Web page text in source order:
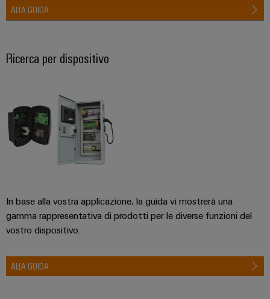
ALLA GUIDA
Ricerca per dispositivo
In base alla vostra applicazione, la guida vi mostrerà una
gamma rappresentativa di prodotti per le diverse funzioni del
vostro dispositivo.
ALLA GUIDA